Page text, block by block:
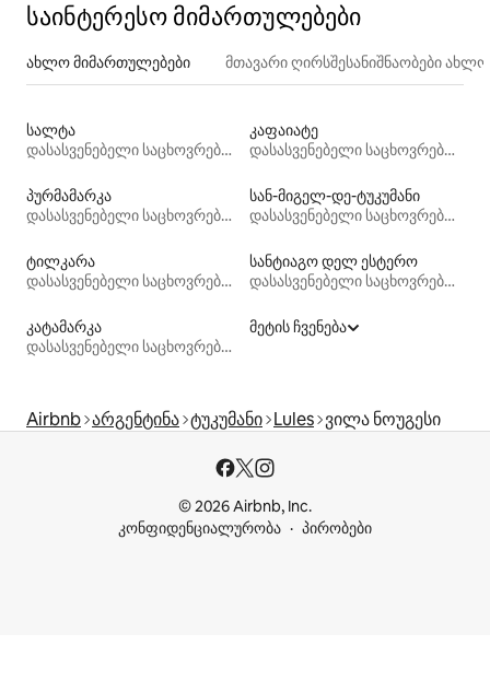
საინტერესო მიმართულებები
ახლო მიმართულებები მთავარი ღირსშესანიშნაობები
სალტა
დასასვენებელი საცხოვრებლები
კაფაიატე
დასასვენებელი საცხოვრებლები
პურმამარკა
დასასვენებელი საცხოვრებლები
სან-მიგელ-დე-ტუკუმანი
დასასვენებელი საცხოვრებლები
ტილკარა
დასასვენებელი საცხოვრებლები
სანტიაგო დელ ესტერო
დასასვენებელი საცხოვრებლები
კატამარკა
დასასვენებელი საცხოვრებლები
მეტის ჩვენება
Airbnb არგენტინა ტუკუმანი Lules ვილა ნოუგესი
© 2026 Airbnb, Inc.
კონფიდენციალურობა
პირობები